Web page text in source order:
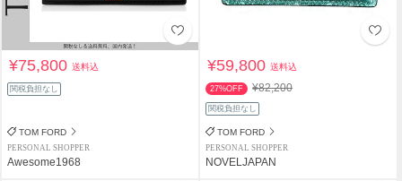
¥75,800送料込
関税負担なし
TOM FORD
PERSONAL SHOPPER
Awesome1968
¥59,800送料込
27%OFF ¥82,200
関税負担なし
TOM FORD
PERSONAL SHOPPER
NOVELJAPAN